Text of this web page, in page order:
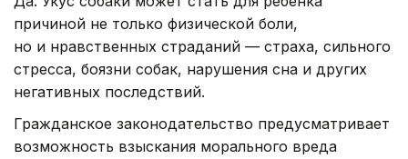
причиной не только физической боли,
но и нравственных страданий — страха, сильного
стресса, боязни собак, нарушения сна и других
негативных последствий.
Гражданское законодательство предусматривает
возможность взыскания морального вреда